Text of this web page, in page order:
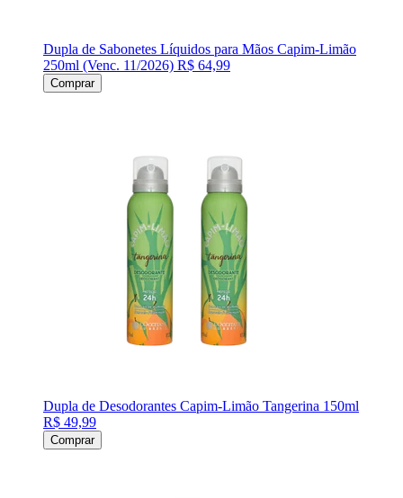
Dupla de Sabonetes Líquidos para Mãos Capim-Limão
250ml (Venc. 11/2026) R$ 64,99
Comprar
Dupla de Desodorantes Capim-Limão Tangerina 150ml
R$ 49,99
Comprar